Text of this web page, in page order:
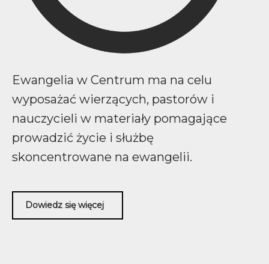
Ewangelia w Centrum ma na celu
wyposażać wierzących, pastorów i
nauczycieli w materiały pomagające
prowadzić życie i służbę
skoncentrowane na ewangelii.
Dowiedz się więcej